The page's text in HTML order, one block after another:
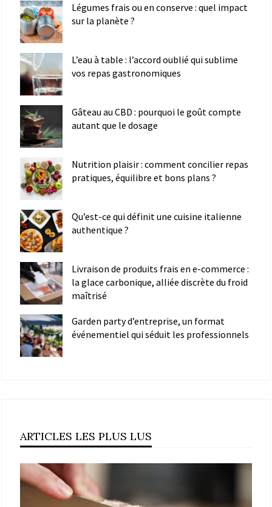
Légumes frais ou en conserve : quel impact
sur la planète ?
L’eau à table : l’accord oublié qui sublime
vos repas gastronomiques
Gâteau au CBD : pourquoi le goût compte
autant que le dosage
Nutrition plaisir : comment concilier repas
pratiques, équilibre et bons plans ?
Qu’est-ce qui définit une cuisine italienne
authentique ?
Livraison de produits frais en e-commerce :
la glace carbonique, alliée discrète du froid
maîtrisé
Garden party d’entreprise, un format
événementiel qui séduit les professionnels
ARTICLES LES PLUS LUS